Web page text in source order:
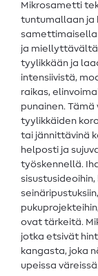
Mikrosametti
tuntumallaan ja
ja
tyylikkään ja
intensiivistä,
raikas,
punainen.
tyylikkäiden
tai jännittävinä
helposti ja
työskennellä.
ovat tärkeitä.
jotka etsivät
kangasta, joka
upeissa